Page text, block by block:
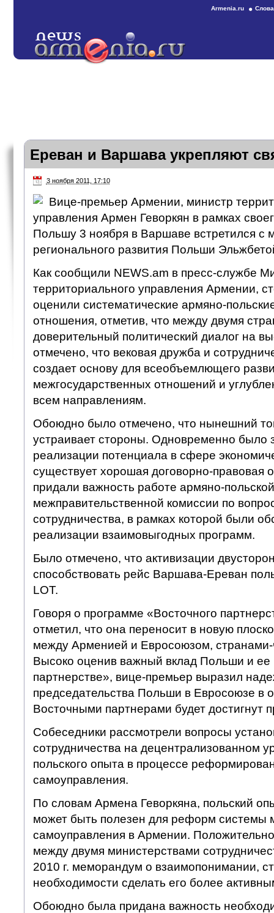
Armenia.ru
Ереван и Варшава укрепляют
3 ноября 2011, 17:10
Вице-премьер Армении, министр
управления Армен Геворкян в рамках
Польшу 3 ноября в Варшаве встретился с
регионального развития Польши
Как сообщили NEWS.am в пресс-службе
территориального управления Армении,
оценили систематические армяно-
отношения, отметив, что между двумя
доверительный политический диалог на
отмечено, что вековая дружба и
создает основу для всеобъемлющего
межгосударственных отношений и
всем направлениям.
Обоюдно было отмечено, что нынешний
устраивает стороны. Одновременно было
реализации потенциала в сфере
существует хорошая договорно-правовая
придали важность работе армяно-польской
межправительственной комиссии по
сотрудничества, в рамках которой были
реализации взаимовыгодных программ.
Было отмечено, что активизации
способствовать рейс Варшава-Ереван
LOT.
Говоря о программе «Восточного
отметил, что она переносит в новую
между Арменией и Евросоюзом, странами-
Высоко оценив важный вклад Польши и ее
партнерстве», вице-премьер выразил
председательства Польши в Евросоюзе в
Восточными партнерами будет достигнут
Собеседники рассмотрели вопросы
сотрудничества на децентрализованном
польского опыта в процессе
самоуправления.
По словам Армена Геворкяна, польский
может быть полезен для реформ системы
самоуправления в Армении.
между двумя министерствами
2010 г. меморандум о взаимопонимании,
необходимости сделать его более
Обоюдно была придана важность